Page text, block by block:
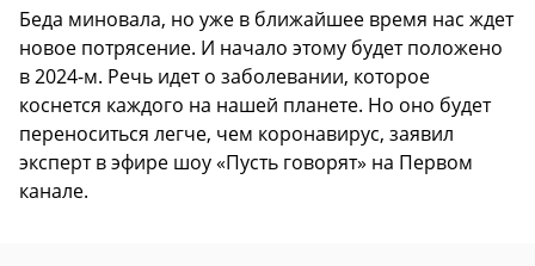
Беда миновала, но уже в ближайшее время нас ждет
новое потрясение. И начало этому будет положено
в 2024-м. Речь идет о заболевании, которое
коснется каждого на нашей планете. Но оно будет
переноситься легче, чем коронавирус, заявил
эксперт в эфире шоу «Пусть говорят» на Первом
канале.